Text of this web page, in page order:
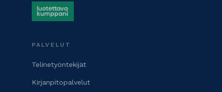
PALVELUT
Telinetyöntekijät
Kirjanpitopalvelut